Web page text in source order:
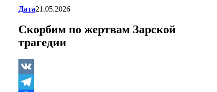
Дата21.05.2026
Скорбим по жертвам Зарской
трагедии
VK